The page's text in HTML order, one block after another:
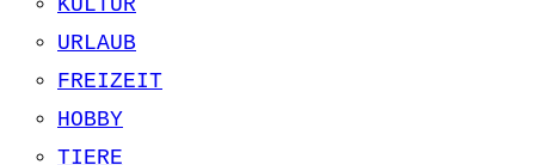
KULTUR
URLAUB
FREIZEIT
HOBBY
TIERE